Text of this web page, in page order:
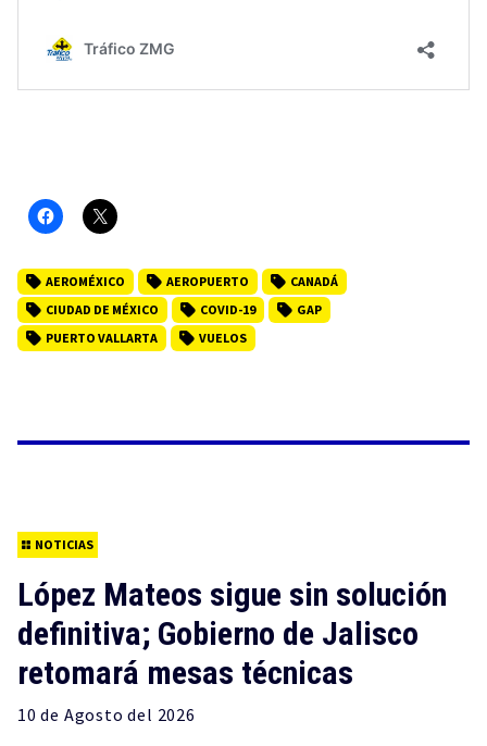
AEROMÉXICO AEROPUERTO
CANADÁ
CIUDAD DE MÉXICO
COVID-19
GAP
PUERTO VALLARTA
VUELOS
NOTICIAS
López Mateos sigue sin solución
definitiva; Gobierno de Jalisco
retomará mesas técnicas
10 de Agosto del 2026